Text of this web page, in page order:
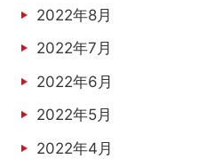
2022年8月
2022年7月
2022年6月
2022年5月
2022年4月